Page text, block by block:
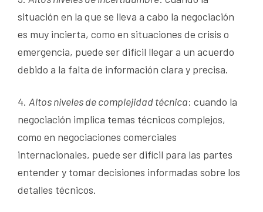
situación en la que se lleva a cabo la negociación
es muy incierta, como en situaciones de crisis o
emergencia, puede ser difícil llegar a un acuerdo
debido a la falta de información clara y precisa.
4. Altos niveles de complejidad técnica: cuando la
negociación implica temas técnicos complejos,
como en negociaciones comerciales
internacionales, puede ser difícil para las partes
entender y tomar decisiones informadas sobre los
detalles técnicos.